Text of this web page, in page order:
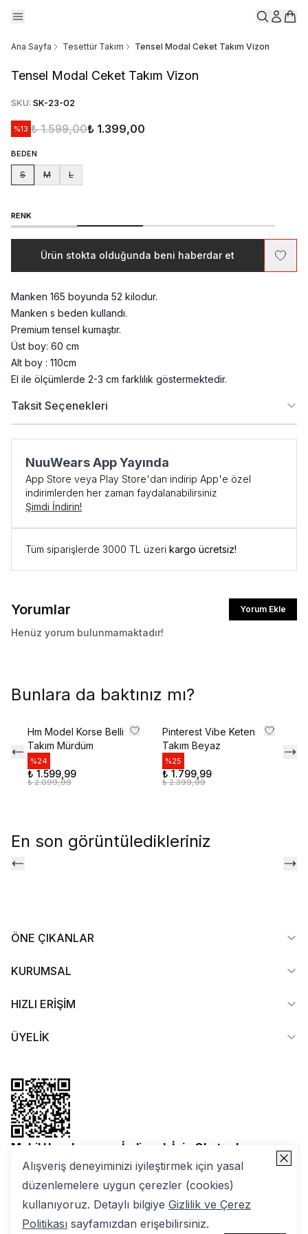
Alışveriş deneyiminizi iyileştirmek için yasal
düzenlemelere uygun çerezler (cookies)
kullanıyoruz. Detaylı bilgiye Gizlilik ve Çerez
Politikası sayfamızdan erişebilirsiniz.
Ana Sayfa Tesettür Takım Tensel Modal Ceket Takım Vizon
Tensel Modal Ceket Takım Vizon
SKU: SK-23-02
%13 ₺ 1.599,00₺ 1.399,00
BEDEN
S M L
RENK
Ürün stokta olduğunda beni haberdar et
Manken 165 boyunda 52 kilodur.
Manken s beden kullandı.
Premium tensel kumaştır.
Üst boy: 60 cm
Alt boy : 110cm
El ile ölçümlerde 2-3 cm farklılık göstermektedir.
Taksit Seçenekleri
NuuWears App Yayında
App Store veya Play Store'dan indirip App'e özel
indirimlerden her zaman faydalanabilirsiniz
Şimdi İndirin!
Tüm siparişlerde 3000 TL üzeri kargo ücretsiz!
Yorumlar Yorum Ekle
Henüz yorum bulunmamaktadır!
Bunlara da baktınız mı?
Hm Model Korse Belli
Takım Mürdüm
%24
₺ 1.599,99
₺ 2.099,99
Pinterest Vibe Keten
Takım Beyaz
%25
₺ 1.799,99
₺ 2.399,99
En son görüntüledikleriniz
ÖNE ÇIKANLAR
KURUMSAL
HIZLI ERİŞİM
ÜYELİK
Mobil Uygulamamızı İndirmek İçin Okutun!